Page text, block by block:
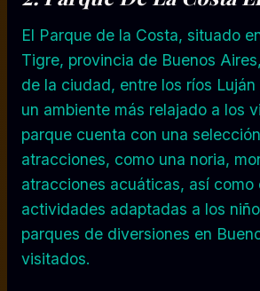
El Parque de la Costa, situado
Tigre, provincia de Buenos
de la ciudad, entre los ríos
un ambiente más relajado a los
parque cuenta con una
atracciones, como una noria,
atracciones acuáticas, así
actividades adaptadas a los
parques de diversiones en
visitados.